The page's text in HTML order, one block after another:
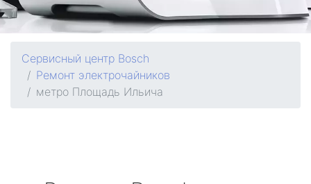
Сервисный центр Bosch
Ремонт электрочайников
метро Площадь Ильича